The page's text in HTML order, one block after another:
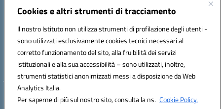
Cookies e altri strumenti di tracciamento
Il nostro Istituto non utilizza strumenti di profilazione degli utenti -
sono utilizzati esclusivamente cookies tecnici necessari al
corretto funzionamento del sito, alla fruibilità dei servizi
istituzionali e alla sua accessibilità – sono utilizzati, inoltre,
strumenti statistici anonimizzati messi a disposizione da Web
Analytics Italia.
Per saperne di più sul nostro sito, consulta la ns. Cookie Policy.
06121126825
LICEO DELLE SCIENZE UMANE "P.L. NERVI" SEGNI - Telefono:
Mail: RMIS099002@istruzione.it - PEC: RMIS099002@pec.istruzione.it
Codice meccanografico: RMIS099002
Codice fiscale: 95036960581
Hosting & Powered by 3D Solution S.r.l.